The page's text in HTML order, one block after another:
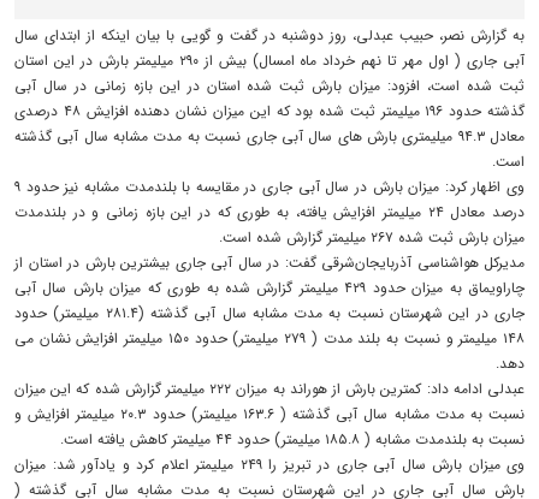
به گزارش نصر، حبیب عبدلی، روز دوشنبه در گفت و گویی با بیان اینکه از ابتدای سال
آبی جاری ( اول مهر تا نهم خرداد ماه امسال) بیش از ۲۹۰ میلیمتر بارش در این استان
ثبت شده است، افزود: میزان بارش ثبت شده استان در این بازه زمانی در سال آبی
گذشته حدود ۱۹۶ میلیمتر ثبت شده بود که این میزان نشان دهنده افزایش ۴۸ درصدی
معادل ۹۴.۳ میلیمتری بارش های سال آبی جاری نسبت به مدت مشابه سال آبی گذشته
است.
وی اظهار کرد: میزان بارش در سال آبی جاری در مقایسه با بلندمدت مشابه نیز حدود ۹
درصد معادل ۲۴ میلیمتر افزایش یافته، به طوری که در این بازه زمانی و در بلندمدت
میزان بارش ثبت شده ۲۶۷ میلیمتر گزارش شده است.
مدیرکل هواشناسی آذربایجان‌شرقی گفت: در سال آبی جاری بیشترین بارش در استان از
چاراویماق به میزان حدود ۴۲۹ میلیمتر گزارش شده به طوری که میزان بارش سال آبی
جاری در این شهرستان نسبت به مدت مشابه سال آبی گذشته (۲۸۱.۴ میلیمتر) حدود
۱۴۸ میلیمتر و نسبت به بلند مدت ( ۲۷۹ میلیمتر) حدود ۱۵۰ میلیمتر افزایش نشان می
دهد.
عبدلی ادامه داد: کمترین بارش از هوراند به میزان ۲۲۲ میلیمتر گزارش شده که این میزان
نسبت به مدت مشابه سال آبی گذشته ( ۱۶۳.۶ میلیمتر) حدود ۲۰.۳ میلیمتر افزایش و
نسبت به بلندمدت مشابه ( ۱۸۵.۸ میلیمتر) حدود ۴۴ میلیمتر کاهش یافته است.
وی میزان بارش سال آبی جاری در تبریز را ۲۴۹ میلیمتر اعلام کرد و یادآور شد: میزان
بارش سال آبی جاری در این شهرستان نسبت به مدت مشابه سال آبی گذشته (